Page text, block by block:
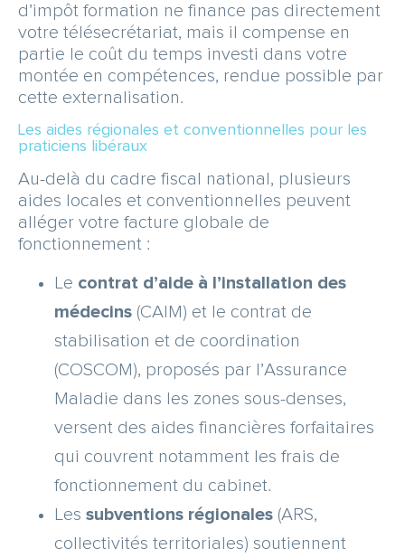
d’impôt formation ne finance pas directement
votre télésecrétariat, mais il compense en
partie le coût du temps investi dans votre
montée en compétences, rendue possible par
cette externalisation.
Les aides régionales et conventionnelles pour les
praticiens libéraux
Au-delà du cadre fiscal national, plusieurs
aides locales et conventionnelles peuvent
alléger votre facture globale de
fonctionnement :
Le contrat d’aide à l’installation des
médecins (CAIM) et le contrat de
stabilisation et de coordination
(COSCOM), proposés par l’Assurance
Maladie dans les zones sous-denses,
versent des aides financières forfaitaires
qui couvrent notamment les frais de
fonctionnement du cabinet.
Les subventions régionales (ARS,
collectivités territoriales) soutiennent